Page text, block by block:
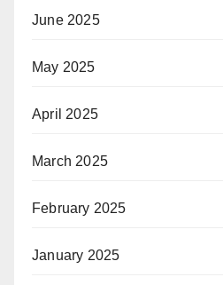
June 2025
May 2025
April 2025
March 2025
February 2025
January 2025